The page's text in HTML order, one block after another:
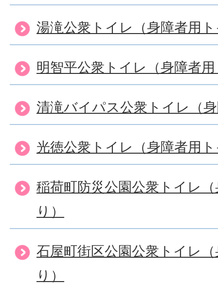
湯滝公衆トイレ（身障者用
明智平公衆トイレ（身障者
清滝バイパス公衆トイレ（
光徳公衆トイレ（身障者用
稲荷町防災公園公衆トイレ
り）
石屋町街区公園公衆トイレ
り）